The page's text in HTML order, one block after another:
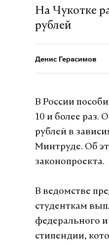
На Чукотке
рублей
Денис Герасимов
В России
10 и более раз.
рублей в
Минтруде. Об
законопроекта.
В ведомстве
студенткам
федерального
стипендии,